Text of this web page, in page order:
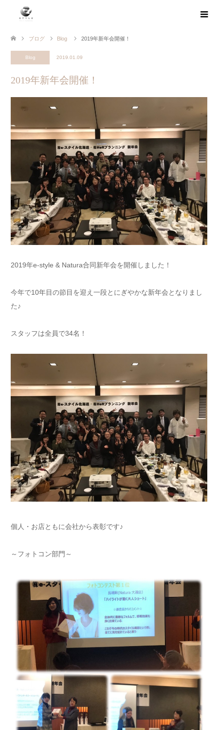
ブログ Blog 2019年新年会開催！
Blog 2019.01.09
2019年新年会開催！
2019年e-style & Natura合同新年会を開催しました！
今年で10年目の節目を迎え一段とにぎやかな新年会となりまし
た♪
スタッフは全員で34名！
個人・お店ともに会社から表彰です♪
～フォトコン部門～